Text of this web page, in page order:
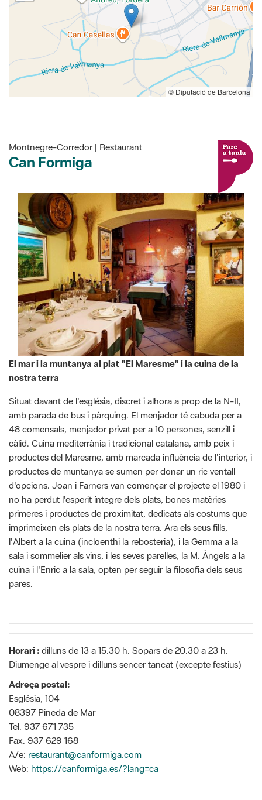
© Diputació de Barcelona
Montnegre-Corredor | Restaurant
Can Formiga
El mar i la muntanya al plat "El Maresme" i la cuina de la
nostra terra
Situat davant de l'església, discret i alhora a prop de la N-II,
amb parada de bus i pàrquing. El menjador té cabuda per a
48 comensals, menjador privat per a 10 persones, senzill i
càlid. Cuina mediterrània i tradicional catalana, amb peix i
productes del Maresme, amb marcada influència de l'interior, i
productes de muntanya se sumen per donar un ric ventall
d'opcions. Joan i Farners van començar el projecte el 1980 i
no ha perdut l'esperit íntegre dels plats, bones matèries
primeres i productes de proximitat, dedicats als costums que
imprimeixen els plats de la nostra terra. Ara els seus fills,
l'Albert a la cuina (incloenthi la rebosteria), i la Gemma a la
sala i sommelier als vins, i les seves parelles, la M. Àngels a la
cuina i l'Enric a la sala, opten per seguir la filosofia dels seus
pares.
Horari : dilluns de 13 a 15.30 h. Sopars de 20.30 a 23 h.
Diumenge al vespre i dilluns sencer tancat (excepte festius)
Adreça postal:
Església, 104
08397 Pineda de Mar
Tel. 937 671 735
Fax. 937 629 168
A/e: restaurant@canformiga.com
Web: https://canformiga.es/?lang=ca